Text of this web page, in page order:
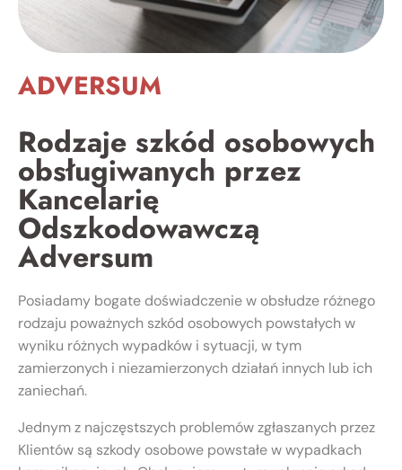
ADVERSUM
Rodzaje szkód osobowych
obsługiwanych przez
Kancelarię
Odszkodowawczą
Adversum
Posiadamy bogate doświadczenie w obsłudze różnego
rodzaju poważnych szkód osobowych powstałych w
wyniku różnych wypadków i sytuacji, w tym
zamierzonych i niezamierzonych działań innych lub ich
zaniechań.
Jednym z najczęstszych problemów zgłaszanych przez
Klientów są szkody osobowe powstałe w wypadkach